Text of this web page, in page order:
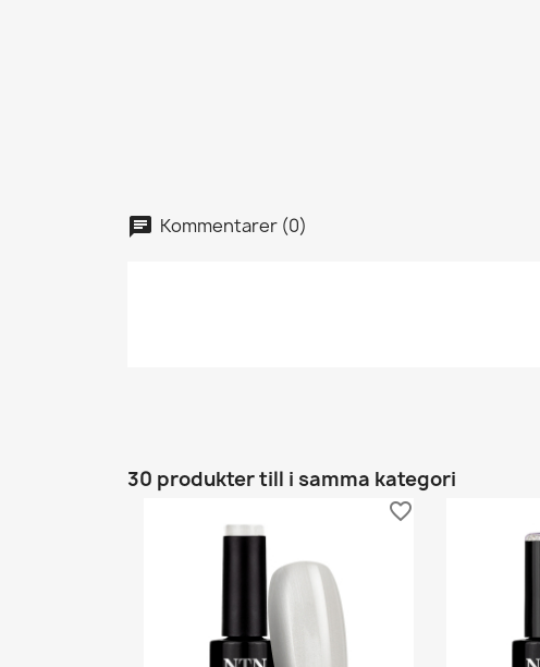
Kommentarer (0)
30 produkter till i samma kategori
favorite_border